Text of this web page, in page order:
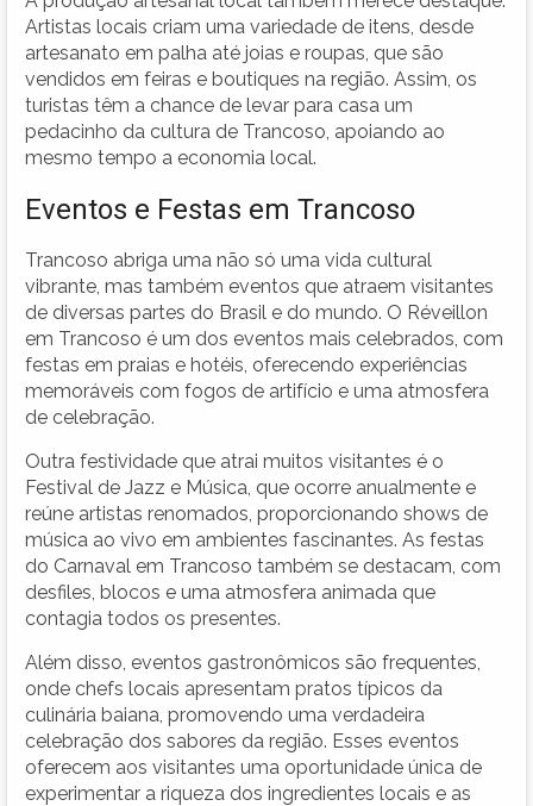
Artistas locais criam uma variedade de itens, desde
artesanato em palha até joias e roupas, que são
vendidos em feiras e boutiques na região. Assim, os
turistas têm a chance de levar para casa um
pedacinho da cultura de Trancoso, apoiando ao
mesmo tempo a economia local.
Eventos e Festas em Trancoso
Trancoso abriga uma não só uma vida cultural
vibrante, mas também eventos que atraem visitantes
de diversas partes do Brasil e do mundo. O Réveillon
em Trancoso é um dos eventos mais celebrados, com
festas em praias e hotéis, oferecendo experiências
memoráveis com fogos de artifício e uma atmosfera
de celebração.
Outra festividade que atrai muitos visitantes é o
Festival de Jazz e Música, que ocorre anualmente e
reúne artistas renomados, proporcionando shows de
música ao vivo em ambientes fascinantes. As festas
do Carnaval em Trancoso também se destacam, com
desfiles, blocos e uma atmosfera animada que
contagia todos os presentes.
Além disso, eventos gastronômicos são frequentes,
onde chefs locais apresentam pratos típicos da
culinária baiana, promovendo uma verdadeira
celebração dos sabores da região. Esses eventos
oferecem aos visitantes uma oportunidade única de
experimentar a riqueza dos ingredientes locais e as